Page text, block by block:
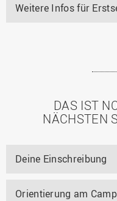
Weitere Infos für
DAS IST
NÄCHSTEN
Deine Einschreibung
Orientierung am